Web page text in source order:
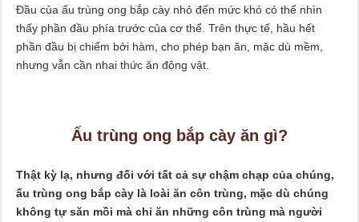
Đầu của ấu trùng ong bắp cày nhỏ đến mức khó có thể nhìn
thấy phần đầu phía trước của cơ thể. Trên thực tế, hầu hết
phần đầu bị chiếm bởi hàm, cho phép bạn ăn, mặc dù mềm,
nhưng vẫn cần nhai thức ăn động vật.
Ấu trùng ong bắp cày ăn gì?
Thật kỳ lạ, nhưng đối với tất cả sự chậm chạp của chúng,
ấu trùng ong bắp cày là loài ăn côn trùng, mặc dù chúng
không tự săn mồi mà chỉ ăn những côn trùng mà người